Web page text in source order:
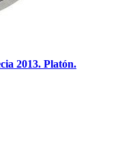
2013. Platón.